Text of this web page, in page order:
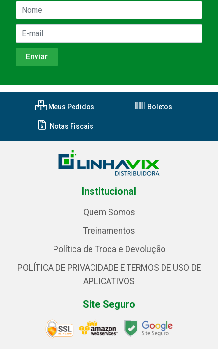
Meus Pedidos Boletos
Notas Fiscais
Institucional
Quem Somos
Treinamentos
Política de Troca e Devolução
POLÍTICA DE PRIVACIDADE E TERMOS DE USO DE
APLICATIVOS
Site Seguro